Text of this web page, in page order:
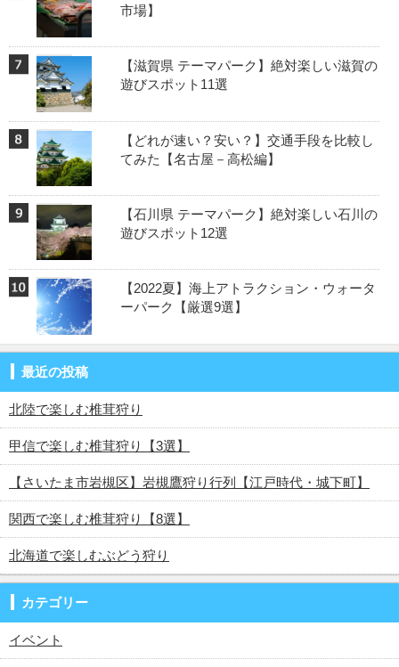
市場】
【滋賀県 テーマパーク】絶対楽しい滋賀の
遊びスポット11選
【どれが速い？安い？】交通手段を比較し
てみた【名古屋－高松編】
【石川県 テーマパーク】絶対楽しい石川の
遊びスポット12選
【2022夏】海上アトラクション・ウォータ
ーパーク【厳選9選】
最近の投稿
北陸で楽しむ椎茸狩り
甲信で楽しむ椎茸狩り【3選】
【さいたま市岩槻区】岩槻鷹狩り行列【江戸時代・城下町】
関西で楽しむ椎茸狩り【8選】
北海道で楽しむぶどう狩り
カテゴリー
イベント